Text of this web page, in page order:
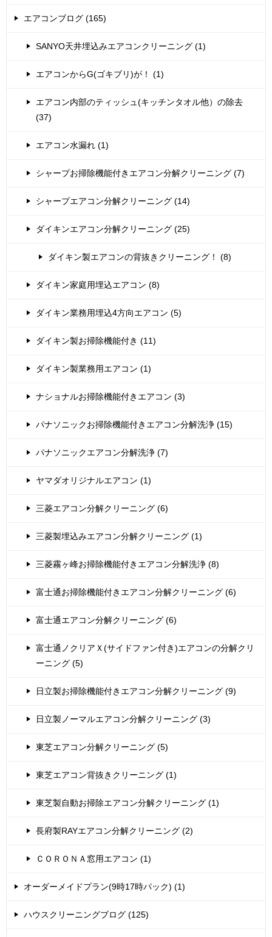
エアコンブログ (165)
SANYO天井埋込みエアコンクリーニング (1)
エアコンからG(ゴキブリ)が！ (1)
エアコン内部のティッシュ(キッチンタオル他）の除去
(37)
エアコン水漏れ (1)
シャープお掃除機能付きエアコン分解クリーニング (7)
シャープエアコン分解クリーニング (14)
ダイキンエアコン分解クリーニング (25)
ダイキン製エアコンの背抜きクリーニング！ (8)
ダイキン家庭用埋込エアコン (8)
ダイキン業務用埋込4方向エアコン (5)
ダイキン製お掃除機能付き (11)
ダイキン製業務用エアコン (1)
ナショナルお掃除機能付きエアコン (3)
パナソニックお掃除機能付きエアコン分解洗浄 (15)
パナソニックエアコン分解洗浄 (7)
ヤマダオリジナルエアコン (1)
三菱エアコン分解クリーニング (6)
三菱製埋込みエアコン分解クリーニング (1)
三菱霧ヶ峰お掃除機能付きエアコン分解洗浄 (8)
富士通お掃除機能付きエアコン分解クリーニング (6)
富士通エアコン分解クリーニング (6)
富士通ノクリアＸ(サイドファン付き)エアコンの分解クリ
ーニング (5)
日立製お掃除機能付きエアコン分解クリーニング (9)
日立製ノーマルエアコン分解クリーニング (3)
東芝エアコン分解クリーニング (5)
東芝エアコン背抜きクリーニング (1)
東芝製自動お掃除エアコン分解クリーニング (1)
長府製RAYエアコン分解クリーニング (2)
ＣＯＲＯＮＡ窓用エアコン (1)
オーダーメイドプラン(9時17時パック) (1)
ハウスクリーニングブログ (125)